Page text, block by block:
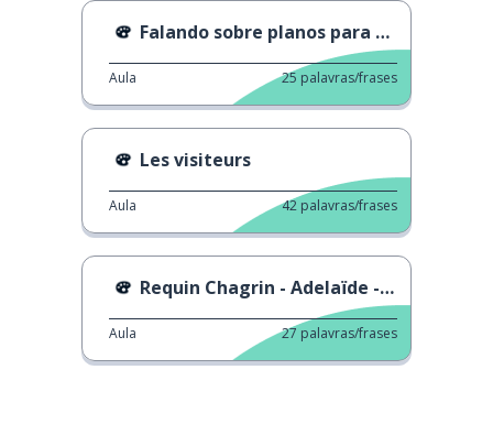
Falando sobre planos para o fim de semana
Aula 25 palavras/frases
Les visiteurs
Aula 42 palavras/frases
Requin Chagrin - Adelaïde - Requin Chagrin - Adela
Aula 27 palavras/frases